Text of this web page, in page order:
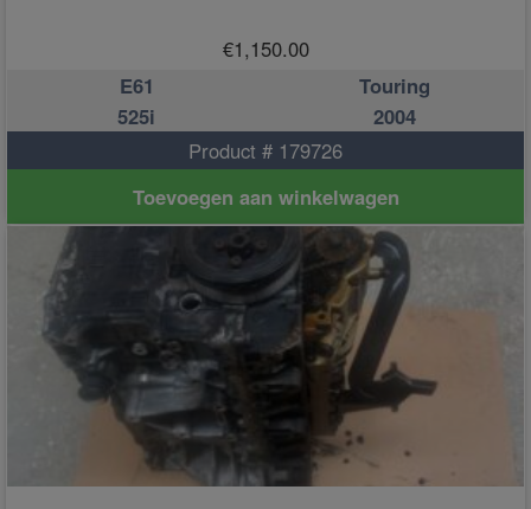
€1,150.00
E61
Touring
525i
2004
Product # 179726
Toevoegen aan winkelwagen